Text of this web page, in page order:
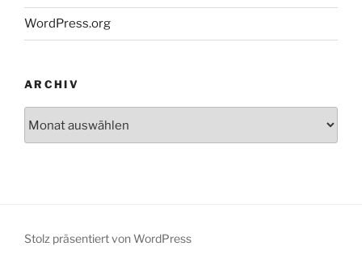
WordPress.org
ARCHIV
Stolz präsentiert von WordPress